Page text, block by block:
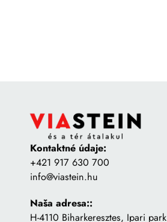
Kontaktné údaje:
+421 917 630 700
info@viastein.hu
Naša adresa::
H-4110 Biharkeresztes, Ipari park